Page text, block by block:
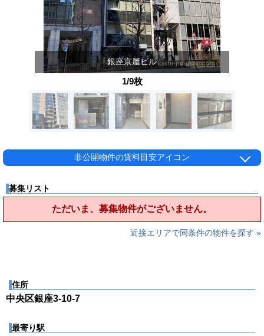
銀座京屋ビル
1/9枚
非公開物件の賃料目安アイコン
募集リスト
ただいま、募集物件がございません。
近接エリアで同条件の物件を探す »
住所
中央区銀座3-10-7
最寄り駅